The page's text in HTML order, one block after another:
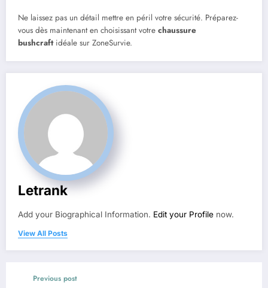
Ne laissez pas un détail mettre en péril votre sécurité. Préparez-
vous dès maintenant en choisissant votre chaussure
bushcraftidéale sur ZoneSurvie.
Letrank
Add your Biographical Information. Edit your Profile now.
View All Posts
Previous post